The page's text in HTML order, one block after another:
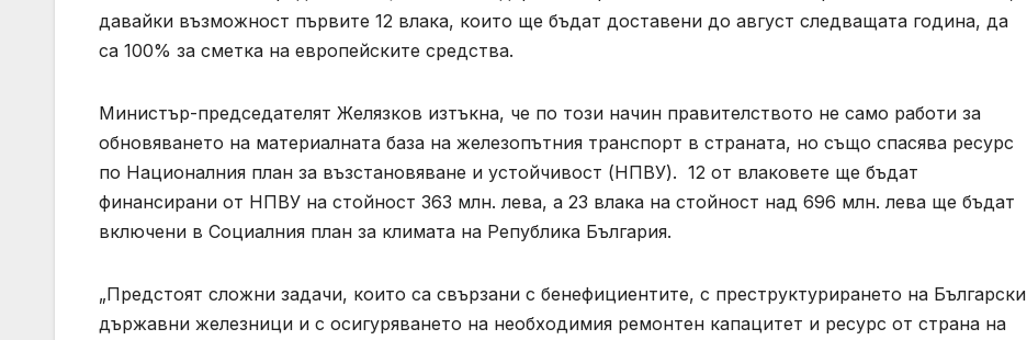
давайки възможност първите 12 влака, които ще бъдат доставени до август следващата година, да
са 100% за сметка на европейските средства.
Министър-председателят Желязков изтъкна, че по този начин правителството не само работи за
обновяването на материалната база на железопътния транспорт в страната, но също спасява ресурс
по Националния план за възстановяване и устойчивост (НПВУ). 12 от влаковете ще бъдат
финансирани от НПВУ на стойност 363 млн. лева, а 23 влака на стойност над 696 млн. лева ще бъдат
включени в Социалния план за климата на Република България.
„Предстоят сложни задачи, които са свързани с бенефициентите, с преструктурирането на Български
държавни железници и с осигуряването на необходимия ремонтен капацитет и ресурс от страна на